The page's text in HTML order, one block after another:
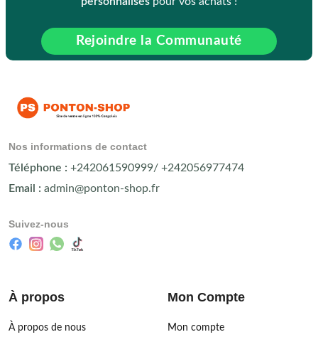
Rejoindre la Communauté
Nos informations de contact
Téléphone : +242061590999/ +242056977474
Email : admin@ponton-shop.fr
Suivez-nous
À propos
À propos de nous
Mon Compte
Mon compte